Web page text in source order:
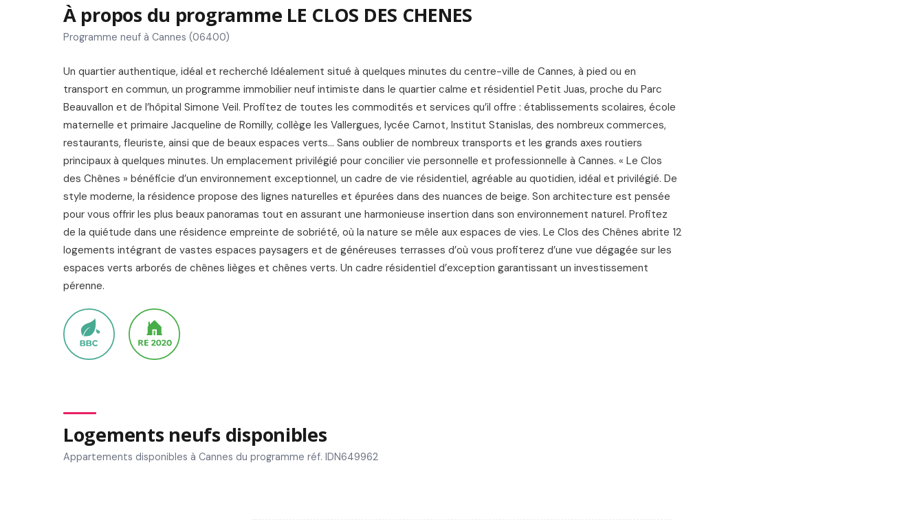
À propos du programme LE CLOS DES CHENES
Programme neuf à Cannes (06400)
Un quartier authentique, idéal et recherché Idéalement situé à quelques minutes du centre-ville de Cannes, à pied ou en
transport en commun, un programme immobilier neuf intimiste dans le quartier calme et résidentiel Petit Juas, proche du Parc
Beauvallon et de l’hôpital Simone Veil. Profitez de toutes les commodités et services qu’il offre : établissements scolaires, école
maternelle et primaire Jacqueline de Romilly, collège les Vallergues, lycée Carnot, Institut Stanislas, des nombreux commerces,
restaurants, fleuriste, ainsi que de beaux espaces verts... Sans oublier de nombreux transports et les grands axes routiers
principaux à quelques minutes. Un emplacement privilégié pour concilier vie personnelle et professionnelle à Cannes. « Le Clos
des Chênes » bénéficie d’un environnement exceptionnel, un cadre de vie résidentiel, agréable au quotidien, idéal et privilégié. De
style moderne, la résidence propose des lignes naturelles et épurées dans des nuances de beige. Son architecture est pensée
pour vous offrir les plus beaux panoramas tout en assurant une harmonieuse insertion dans son environnement naturel. Profitez
de la quiétude dans une résidence empreinte de sobriété, où la nature se mêle aux espaces de vies. Le Clos des Chênes abrite 12
logements intégrant de vastes espaces paysagers et de généreuses terrasses d’où vous profiterez d’une vue dégagée sur les
espaces verts arborés de chênes lièges et chênes verts. Un cadre résidentiel d’exception garantissant un investissement
pérenne.
Logements neufs disponibles
Appartements disponibles à Cannes du programme réf. IDN649962